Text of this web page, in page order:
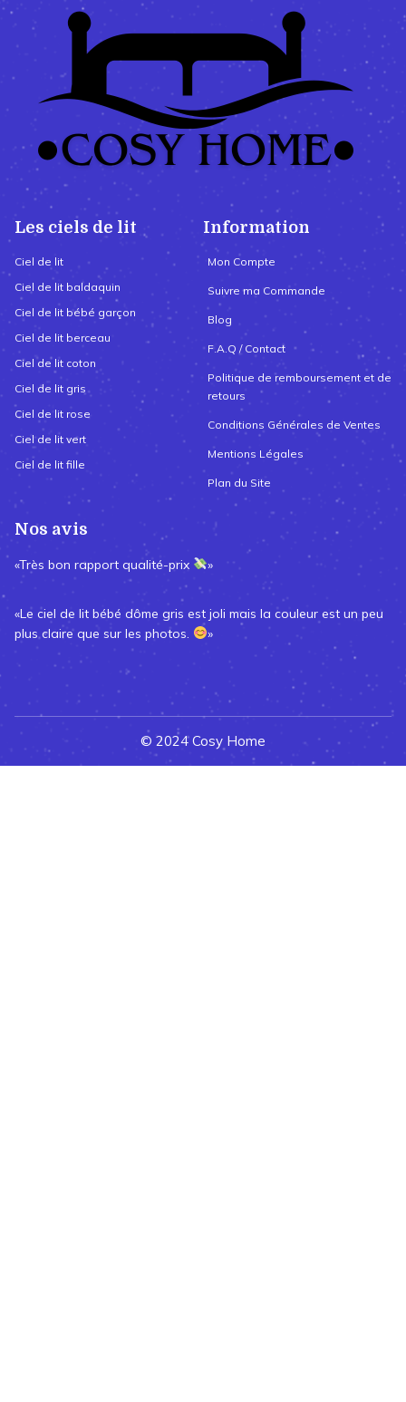
Les ciels de lit
Ciel de lit
Ciel de lit baldaquin
Ciel de lit bébé garçon
Ciel de lit berceau
Ciel de lit coton
Ciel de lit gris
Ciel de lit rose
Ciel de lit vert
Ciel de lit fille
Information
Mon Compte
Suivre ma Commande
Blog
F.A.Q / Contact
Politique de remboursement et de
retours
Conditions Générales de Ventes
Mentions Légales
Plan du Site
Nos avis
«Très bon rapport qualité-prix »
«Le ciel de lit bébé dôme gris est joli mais la couleur est un peu
plus claire que sur les photos.
»
© 2024 Cosy Home